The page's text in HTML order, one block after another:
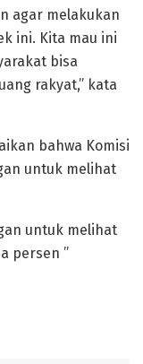
agar melakukan
ini. Kita mau ini
bisa
rakyat,” kata
bahwa Komisi
untuk melihat
untuk melihat
persen ”